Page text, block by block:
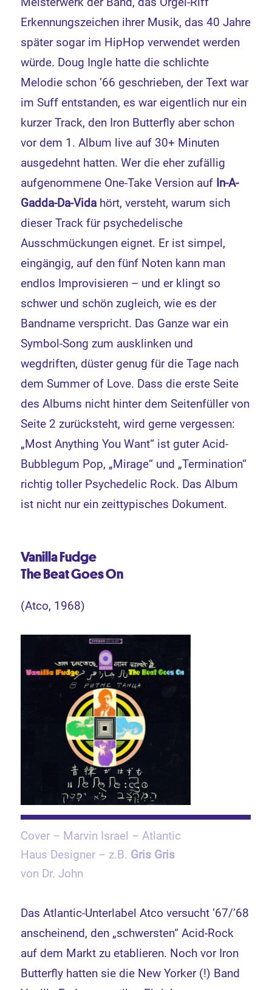
Erkennungszeichen ihrer Musik, das 40 Jahre
später sogar im HipHop verwendet werden
würde. Doug Ingle hatte die schlichte
Melodie schon ’66 geschrieben, der Text war
im Suff entstanden, es war eigentlich nur ein
kurzer Track, den Iron Butterfly aber schon
vor dem 1. Album live auf 30+ Minuten
ausgedehnt hatten. Wer die eher zufällig
aufgenommene One-Take Version auf In-A-
Gadda-Da-Vida hört, versteht, warum sich
dieser Track für psychedelische
Ausschmückungen eignet. Er ist simpel,
eingängig, auf den fünf Noten kann man
endlos Improvisieren – und er klingt so
schwer und schön zugleich, wie es der
Bandname verspricht. Das Ganze war ein
Symbol-Song zum ausklinken und
wegdriften, düster genug für die Tage nach
dem Summer of Love. Dass die erste Seite
des Albums nicht hinter dem Seitenfüller von
Seite 2 zurücksteht, wird gerne vergessen:
„Most Anything You Want“ ist guter Acid-
Bubblegum Pop, „Mirage“ und „Termination“
richtig toller Psychedelic Rock. Das Album
ist nicht nur ein zeittypisches Dokument.
Vanilla Fudge
The Beat Goes On
(Atco, 1968)
Cover – Marvin Israel – Atlantic
Haus Designer – z.B. Gris Gris
von Dr. John
Das Atlantic-Unterlabel Atco versucht ’67/’68
anscheinend, den „schwersten“ Acid-Rock
auf dem Markt zu etablieren. Noch vor Iron
Butterfly hatten sie die New Yorker (!) Band